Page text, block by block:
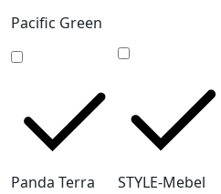
Pacific Green
Panda Terra STYLE-Mebel